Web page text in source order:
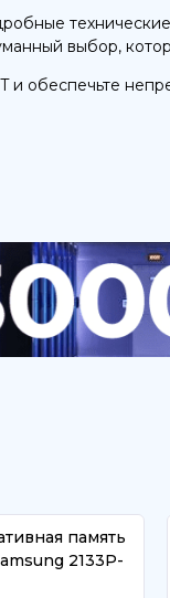
выбор,
и обеспечьте
память
2133P-